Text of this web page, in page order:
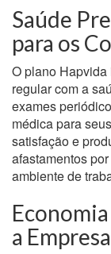
Saúde
para os
O plano
regular com a
exames
médica para
satisfação e
afastamentos
ambiente de
a Empresa